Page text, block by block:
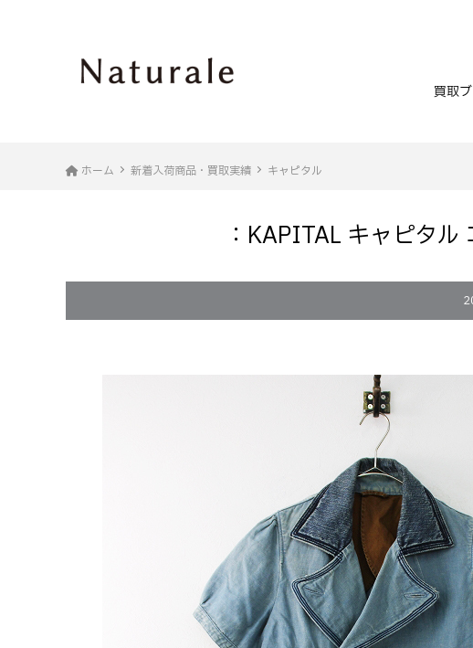
買取
ホーム 新着入荷商品・買取実績 キャピタル
：KAPITAL キャピタ